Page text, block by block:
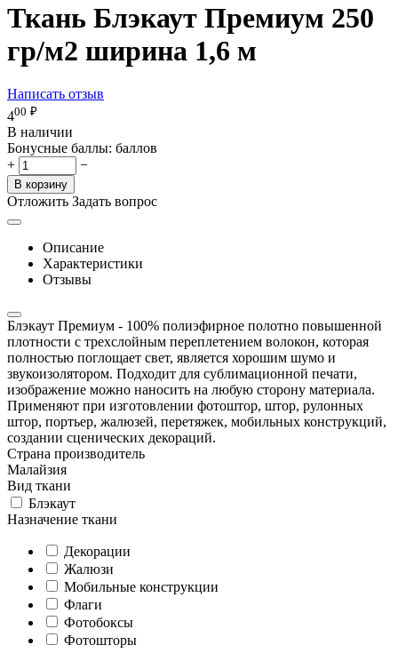
Ткань Блэкаут Премиум 250
гр/м2 ширина 1,6 м
Написать отзыв
400 ₽
В наличии
Бонусные баллы: баллов
+
−
В корзину
Отложить Задать вопрос
Описание
Характеристики
Отзывы
Блэкаут Премиум - 100% полиэфирное полотно повышенной
плотности с трехслойным переплетением волокон, которая
полностью поглощает свет, является хорошим шумо и
звукоизолятором. Подходит для сублимационной печати,
изображение можно наносить на любую сторону материала.
Применяют при изготовлении фотоштор, штор, рулонных
штор, портьер, жалюзей, перетяжек, мобильных конструкций,
создании сценических декораций.
Страна производитель
Малайзия
Вид ткани
Блэкаут
Назначение ткани
Декорации
Жалюзи
Мобильные конструкции
Флаги
Фотобоксы
Фотошторы